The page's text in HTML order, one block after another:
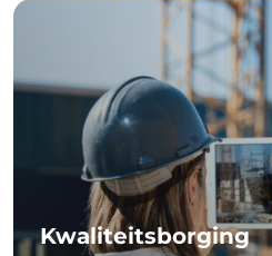
Kwaliteitsborging